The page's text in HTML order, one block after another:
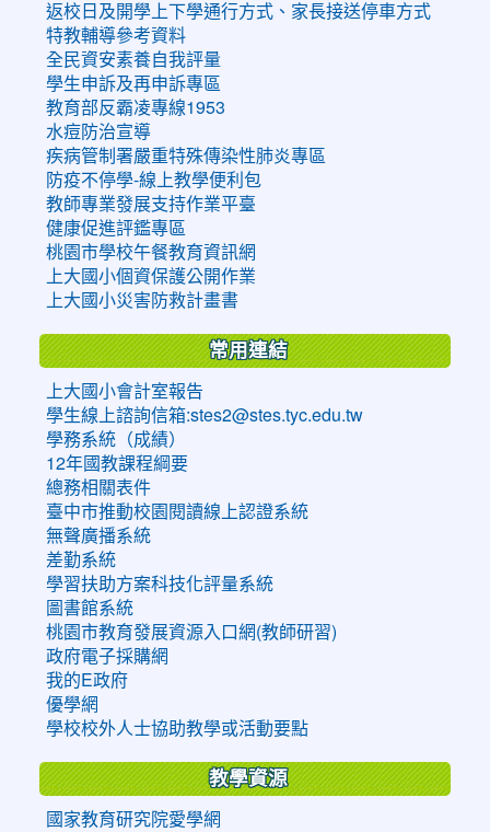
返校日及開學上下學通行方式、家長接送停車方式
特教輔導參考資料
全民資安素養自我評量
學生申訴及再申訴專區
教育部反霸凌專線1953
水痘防治宣導
疾病管制署嚴重特殊傳染性肺炎專區
防疫不停學-線上教學便利包
教師專業發展支持作業平臺
健康促進評鑑專區
桃園市學校午餐教育資訊網
上大國小個資保護公開作業
上大國小災害防救計畫書
常用連結
上大國小會計室報告
學生線上諮詢信箱:stes2@stes.tyc.edu.tw
學務系統（成績）
12年國教課程綱要
總務相關表件
臺中市推動校園閱讀線上認證系統
無聲廣播系統
差勤系統
學習扶助方案科技化評量系統
圖書館系統
桃園市教育發展資源入口網(教師研習)
政府電子採購網
我的E政府
優學網
學校校外人士協助教學或活動要點
教學資源
國家教育研究院愛學網